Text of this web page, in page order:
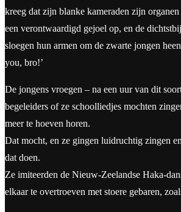
kreeg dat zijn blanke kameraden zijn organen
een verontwaardigd gejoel op, en de
sloegen hun armen om de zwarte jongen
you, bro!’
De jongens vroegen – na een uur van dit
begeleiders of ze schoolliedjes mochten
meer te hoeven horen.
Dat mocht, en ze gingen luidruchtig zingen
dat doen.
Ze imiteerden de Nieuw-Zeelandse Haka-
elkaar te overtroeven met stoere gebaren,